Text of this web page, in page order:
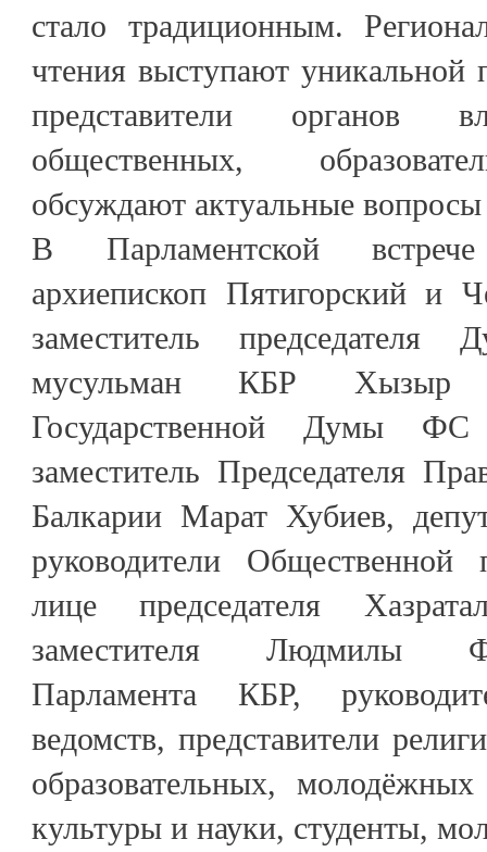
стало традиционным.
чтения выступают уникальной
представители органов
общественных,
обсуждают актуальные
В Парламентской
архиепископ Пятигорский и
заместитель председателя
мусульман КБР Хызыр
Государственной Думы
заместитель Председателя
Балкарии Марат Хубиев,
руководители Общественной
лице председателя
заместителя Людмилы
Парламента КБР,
ведомств, представители
образовательных,
культуры и науки, студенты,